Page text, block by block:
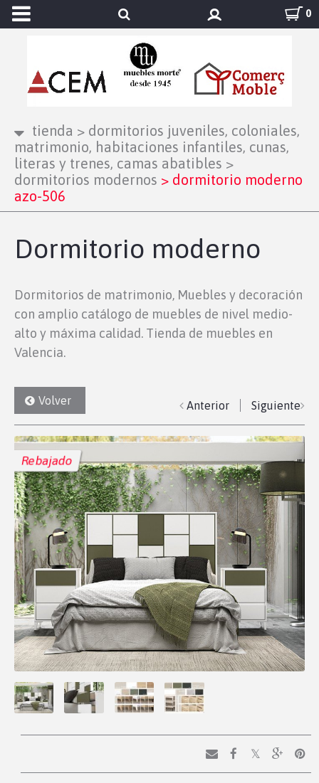
0
tienda > dormitorios juveniles, coloniales,
matrimonio, habitaciones infantiles, cunas,
literas y trenes, camas abatibles >
dormitorios modernos > dormitorio moderno
azo-506
Dormitorio moderno
Dormitorios de matrimonio, Muebles y decoración
con amplio catálogo de muebles de nivel medio-
alto y máxima calidad. Tienda de muebles en
Valencia.
Volver Anterior Siguiente
Rebajado